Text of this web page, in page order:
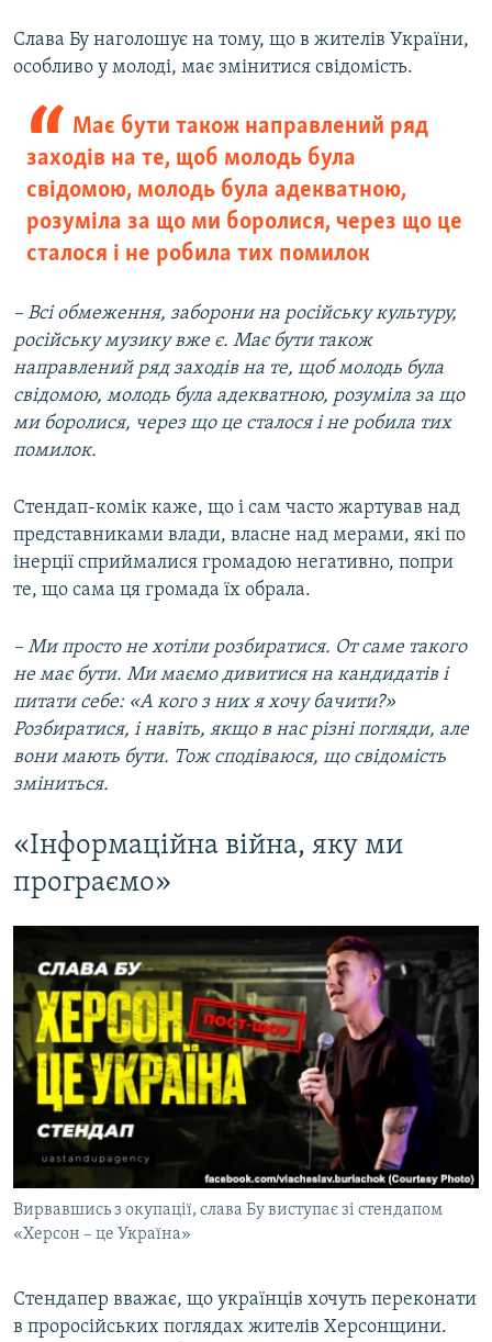
Слава Бу наголошує на тому, що в жителів України,
особливо у молоді, має змінитися свідомість.
Має бути також направлений ряд
заходів на те, щоб молодь була
свідомою, молодь була адекватною,
розуміла за що ми боролися, через що це
сталося і не робила тих помилок
– Всі обмеження, заборони на російську культуру,
російську музику вже є. Має бути також
направлений ряд заходів на те, щоб молодь була
свідомою, молодь була адекватною, розуміла за що
ми боролися, через що це сталося і не робила тих
помилок.
Стендап-комік каже, що і сам часто жартував над
представниками влади, власне над мерами, які по
інерції сприймалися громадою негативно, попри
те, що сама ця громада їх обрала.
– Ми просто не хотіли розбиратися. От саме такого
не має бути. Ми маємо дивитися на кандидатів і
питати себе: «А кого з них я хочу бачити?»
Розбиратися, і навіть, якщо в нас різні погляди, але
вони мають бути. Тож сподіваюся, що свідомість
зміниться.
«Інформаційна війна, яку ми
програємо»
Вирвавшись з окупації, слава Бу виступає зі стендапом
«Херсон – це Україна»
Стендапер вважає, що українців хочуть переконати
в проросійських поглядах жителів Херсонщини.